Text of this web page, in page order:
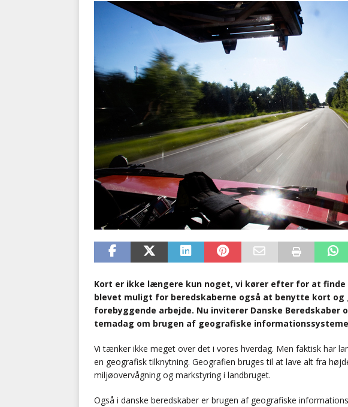
BRANDVÆSEN
Kort er ikke længere kun noget, vi kører efter for at finde
blevet muligt for beredskaberne også at benytte kort
forebyggende arbejde. Nu inviterer Danske
temadag om brugen af geografiske
Vi tænker ikke meget over det i vores hverdag. Men faktisk har
en geografisk tilknytning. Geografien bruges til at lave alt fra
miljøovervågning og markstyring i landbruget.
Også i danske beredskaber er brugen af geografiske